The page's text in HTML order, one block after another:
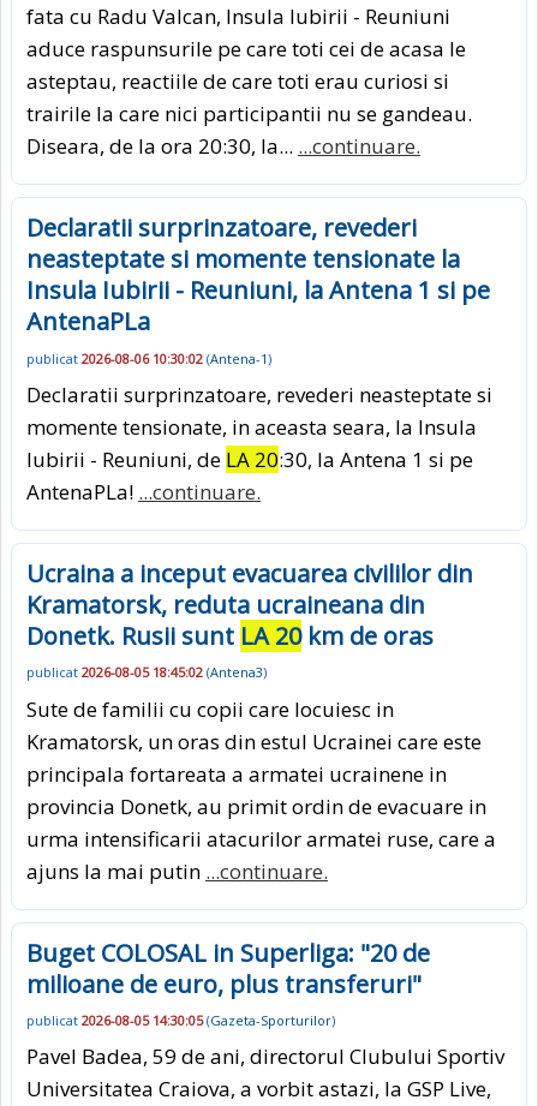
fata cu Radu Valcan, Insula Iubirii - Reuniuni
aduce raspunsurile pe care toti cei de acasa le
asteptau, reactiile de care toti erau curiosi si
trairile la care nici participantii nu se gandeau.
Diseara, de la ora 20:30, la... ...continuare.
Declaratii surprinzatoare, revederi
neasteptate si momente tensionate la
Insula Iubirii - Reuniuni, la Antena 1 si pe
AntenaPLa
publicat 2026-08-06 10:30:02 (Antena-1)
Declaratii surprinzatoare, revederi neasteptate si
momente tensionate, in aceasta seara, la Insula
Iubirii - Reuniuni, de LA 20:30, la Antena 1 si pe
AntenaPLa! ...continuare.
Ucraina a inceput evacuarea civililor din
Kramatorsk, reduta ucraineana din
Donetk. Rusii sunt LA 20km de oras
publicat 2026-08-05 18:45:02 (Antena3)
Sute de familii cu copii care locuiesc in
Kramatorsk, un oras din estul Ucrainei care este
principala fortareata a armatei ucrainene in
provincia Donetk, au primit ordin de evacuare in
urma intensificarii atacurilor armatei ruse, care a
ajuns la mai putin ...continuare.
Buget COLOSAL in Superliga: "20 de
milioane de euro, plus transferuri"
publicat 2026-08-05 14:30:05(Gazeta-Sporturilor)
Pavel Badea, 59 de ani, directorul Clubului Sportiv
Universitatea Craiova, a vorbit astazi, la GSP Live,